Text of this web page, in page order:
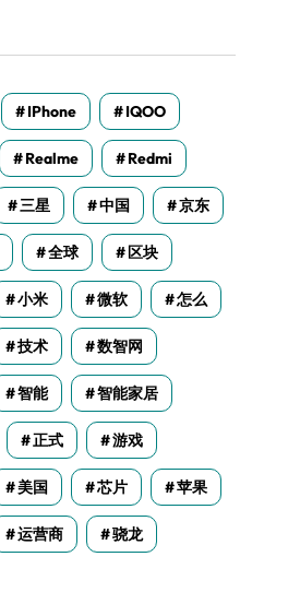
IPhone IQOO
Realme Redmi
三星 中国 京东
全球 区块
小米 微软 怎么
技术 数智网
智能 智能家居
正式 游戏
美国 芯片 苹果
运营商 骁龙